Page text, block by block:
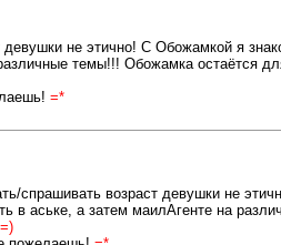
не этично! С Обожамкой я
темы!!! Обожамка остаётся
=*
спрашивать возраст девушки не
в аське, а затем маилАгенте на
=)